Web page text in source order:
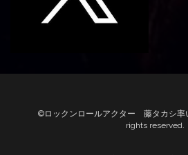
©ロックンロールアクター 藤タカシ率
rights reserved.